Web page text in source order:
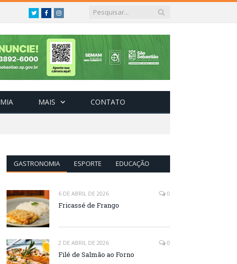
TwitterFacebookInstagram
MAIS CONTATO
GASTRONOMIA ESPORTE EDUCAÇÃO
6 DE ABRIL DE 2026 0
Fricassé de Frango
2 DE ABRIL DE 2026 0
Filé de Salmão ao Forno